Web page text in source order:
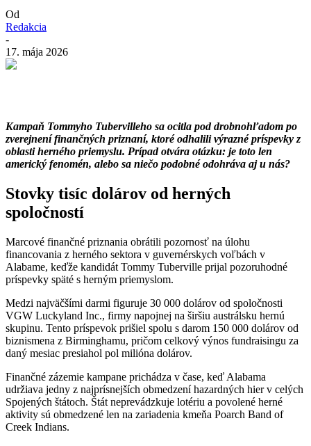
Od
Redakcia
-
17. mája 2026
Kampaň Tommyho Tubervilleho sa ocitla pod drobnohľadom po
zverejnení finančných priznaní, ktoré odhalili výrazné príspevky z
oblasti herného priemyslu. Prípad otvára otázku: je toto len
americký fenomén, alebo sa niečo podobné odohráva aj u nás?
Stovky tisíc dolárov od herných
spoločností
Marcové finančné priznania obrátili pozornosť na úlohu
financovania z herného sektora v guvernérskych voľbách v
Alabame, keďže kandidát Tommy Tuberville prijal pozoruhodné
príspevky späté s herným priemyslom.
Medzi najväčšími darmi figuruje 30 000 dolárov od spoločnosti
VGW Luckyland Inc., firmy napojnej na širšiu austrálsku hernú
skupinu. Tento príspevok prišiel spolu s darom 150 000 dolárov od
biznismena z Birminghamu, pričom celkový výnos fundraisingu za
daný mesiac presiahol pol milióna dolárov.
Finančné zázemie kampane prichádza v čase, keď Alabama
udržiava jedny z najprísnejších obmedzení hazardných hier v celých
Spojených štátoch. Štát neprevádzkuje lotériu a povolené herné
aktivity sú obmedzené len na zariadenia kmeňa Poarch Band of
Creek Indians.